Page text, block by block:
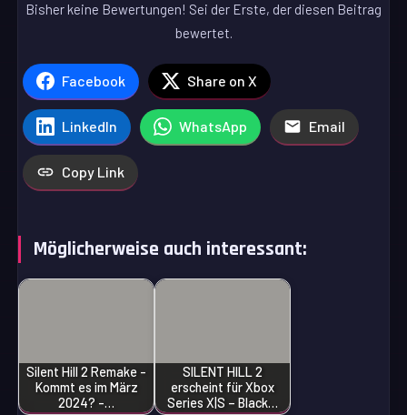
Bisher keine Bewertungen! Sei der Erste, der diesen Beitrag
bewertet.
Facebook Share on X
LinkedIn WhatsApp Email
Copy Link
Möglicherweise auch interessant:
Silent Hill 2 Remake -
Kommt es im März
2024? -…
SILENT HILL 2
erscheint für Xbox
Series X|S – Black…